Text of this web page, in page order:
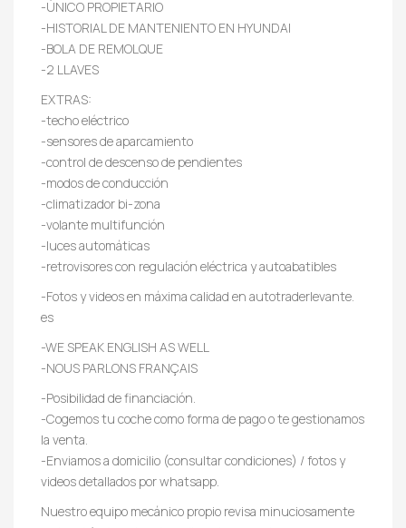
-ÚNICO PROPIETARIO
-HISTORIAL DE MANTENIENTO EN HYUNDAI
-BOLA DE REMOLQUE
-2 LLAVES
EXTRAS:
-techo eléctrico
-sensores de aparcamiento
-control de descenso de pendientes
-modos de conducción
-climatizador bi-zona
-volante multifunción
-luces automáticas
-retrovisores con regulación eléctrica y autoabatibles
-Fotos y videos en máxima calidad en autotraderlevante.
es
-WE SPEAK ENGLISH AS WELL
-NOUS PARLONS FRANÇAIS
-Posibilidad de financiación.
-Cogemos tu coche como forma de pago o te gestionamos
la venta.
-Enviamos a domicilio (consultar condiciones) / fotos y
videos detallados por whatsapp.
Nuestro equipo mecánico propio revisa minuciosamente